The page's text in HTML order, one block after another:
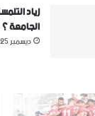
زياد
الجامعة ؟
ديسمبر 25, 2024